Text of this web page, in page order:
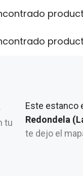
tu
Este estanco
Redondela
te dejo el